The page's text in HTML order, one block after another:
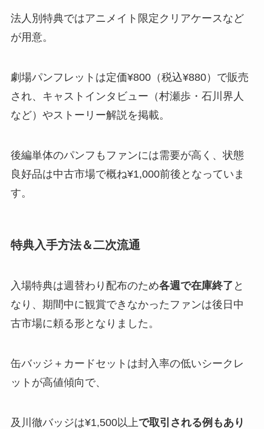
法人別特典ではアニメイト限定クリアケースなど
が用意​。
劇場パンフレットは定価¥800（税込¥880）で販売
され、キャストインタビュー（村瀬歩・石川界人
など）やストーリー解説を掲載。
後編単体のパンフもファンには需要が高く、状態
良好品は中古市場で概ね¥1,000前後となっていま
す。
特典入手方法＆二次流通
入場特典は週替わり配布のため各週で在庫終了 と
なり、期間中に観賞できなかったファンは後日中
古市場に頼る形となりました。
缶バッジ＋カードセットは封入率の低いシークレ
ットが高値傾向で、
及川徹バッジは¥1,500以上で取引される例もあり